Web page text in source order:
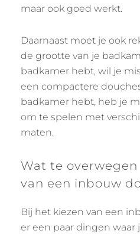
maar ook goed werkt.
Daarnaast moet je ook
de grootte van je
badkamer hebt, wil je
een compactere
badkamer hebt, heb je
om te spelen met
maten.
Wat te
van een inbouw
Bij het kiezen van een
er een paar dingen waar